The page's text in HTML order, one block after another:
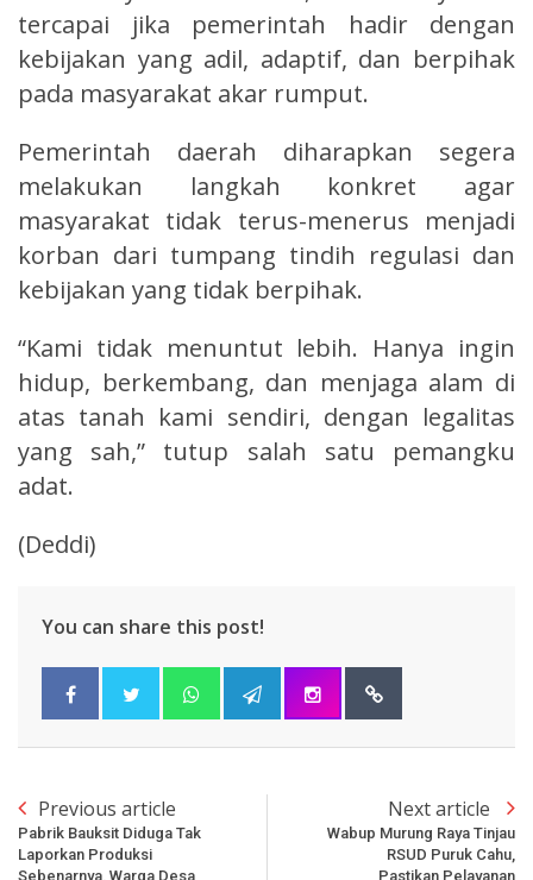
tercapai jika pemerintah hadir dengan
kebijakan yang adil, adaptif, dan berpihak
pada masyarakat akar rumput.
Pemerintah daerah diharapkan segera
melakukan langkah konkret agar
masyarakat tidak terus-menerus menjadi
korban dari tumpang tindih regulasi dan
kebijakan yang tidak berpihak.
“Kami tidak menuntut lebih. Hanya ingin
hidup, berkembang, dan menjaga alam di
atas tanah kami sendiri, dengan legalitas
yang sah,” tutup salah satu pemangku
adat.
(Deddi)
You can share this post!
Previous article
Pabrik Bauksit Diduga Tak
Laporkan Produksi
Sebenarnya, Warga Desa
Next article
Wabup Murung Raya Tinjau
RSUD Puruk Cahu,
Pastikan Pelayanan